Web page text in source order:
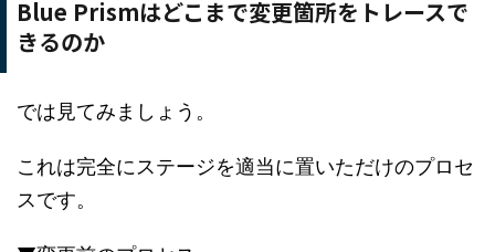
Blue Prismはどこまで変更箇所をトレースで
きるのか
では見てみましょう。
これは完全にステージを適当に置いただけのプロセ
スです。